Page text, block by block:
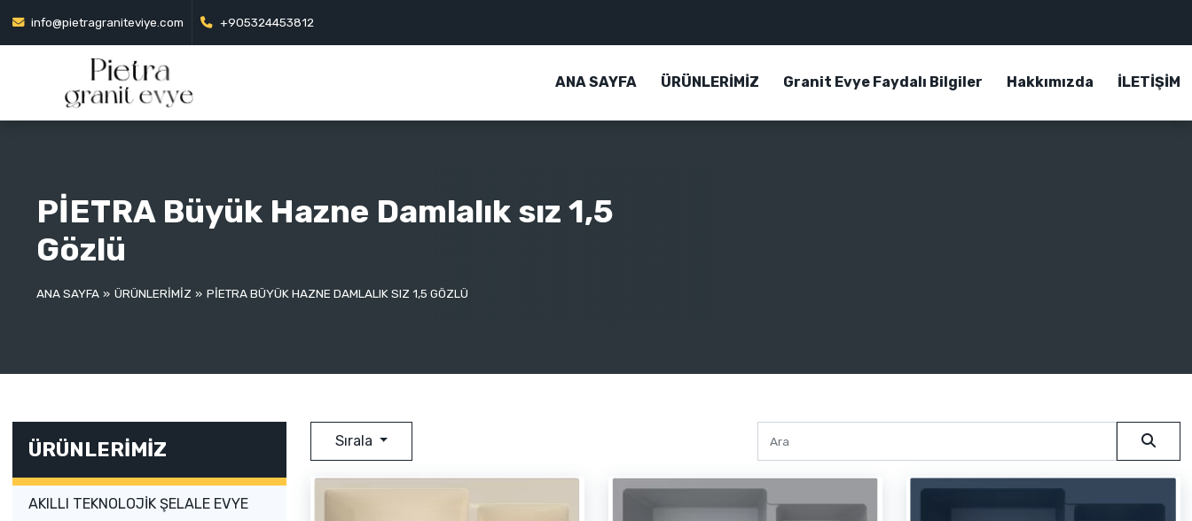
info@pietragraniteviye.com +905324453812
ANA SAYFA ÜRÜNLERİMİZ Granit Evye Faydalı Bilgiler Hakkımızda İLETİŞİM
PİETRA Büyük Hazne Damlalık sız 1,5
Gözlü
ANA SAYFA ÜRÜNLERİMİZ PİETRA BÜYÜK HAZNE DAMLALIK SIZ 1,5 GÖZLÜ
ÜRÜNLERİMİZ
AKILLI TEKNOLOJİK ŞELALE EVYE
Sırala